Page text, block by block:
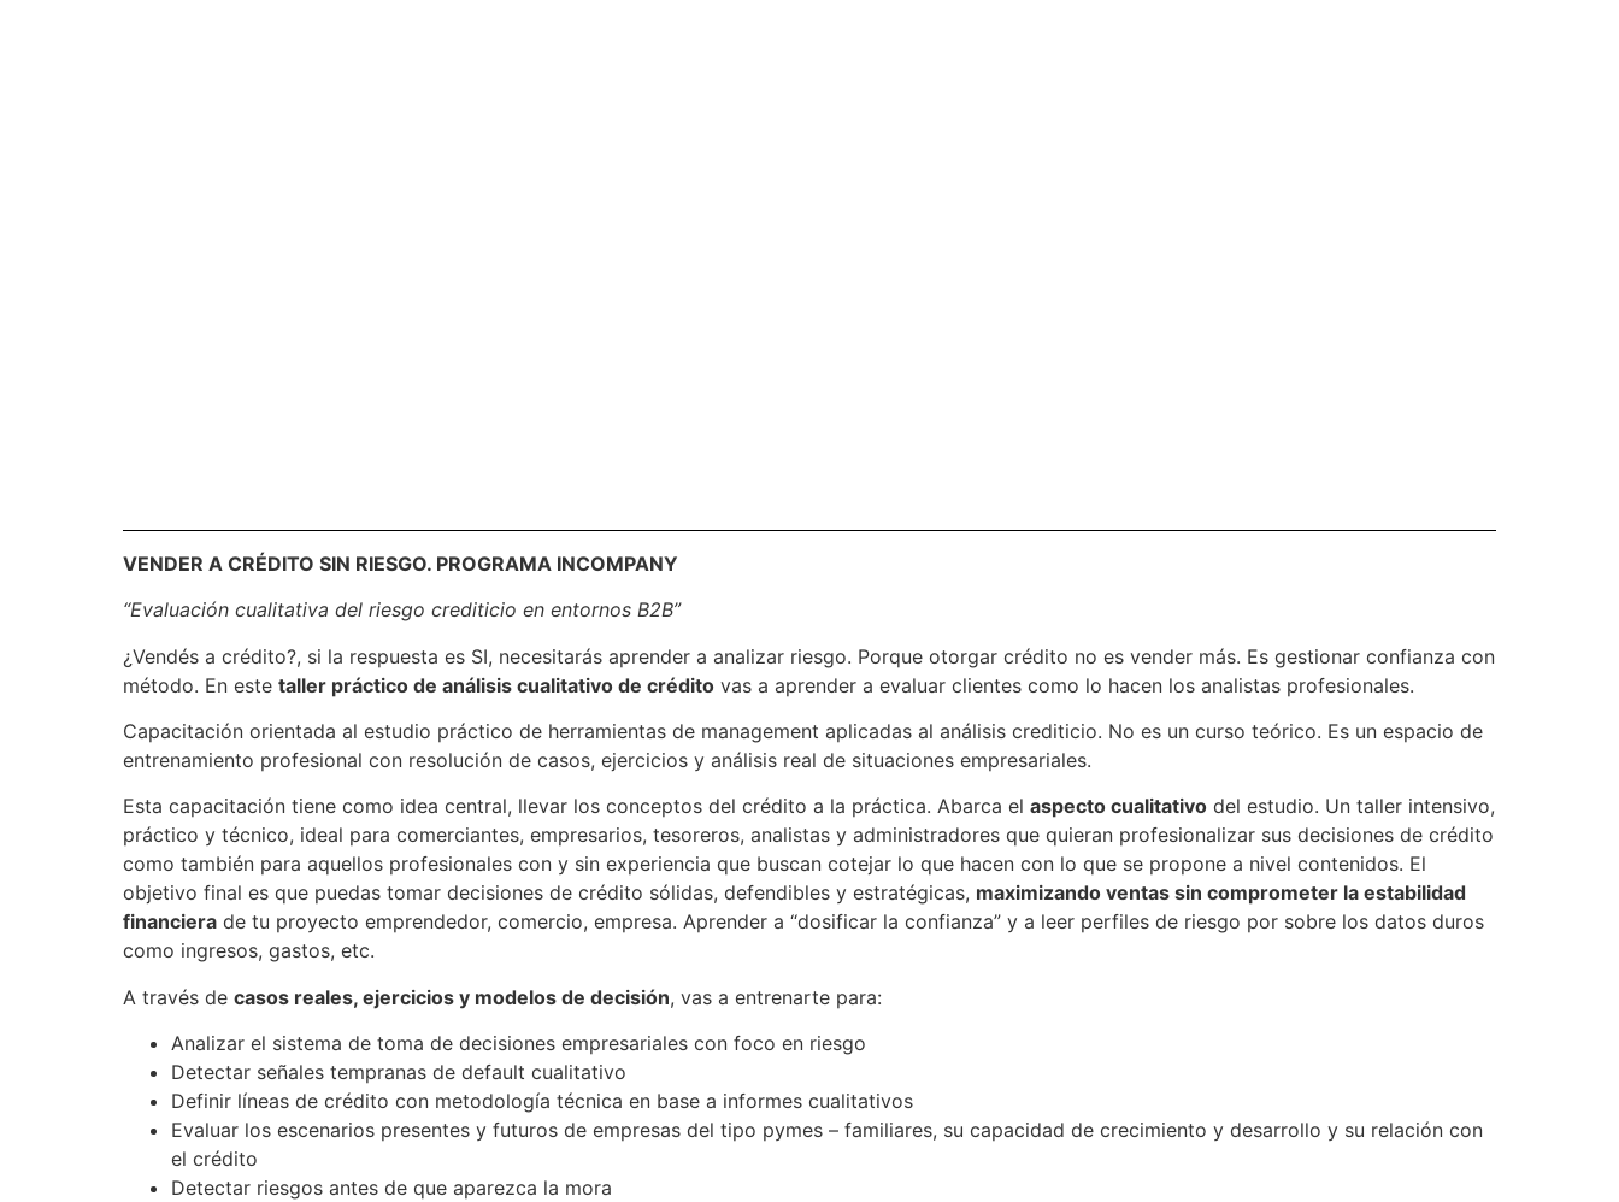
VENDER A CRÉDITO SIN RIESGO. PROGRAMA INCOMPANY
“Evaluación cualitativa del riesgo crediticio en entornos B2B”
¿Vendés a crédito?, si la respuesta es SI, necesitarás aprender a analizar riesgo. Porque otorgar crédito no es vender más. Es gestionar confianza con
método. En este taller práctico de análisis cualitativo de crédito vas a aprender a evaluar clientes como lo hacen los analistas profesionales.
Capacitación orientada al estudio práctico de herramientas de management aplicadas al análisis crediticio. No es un curso teórico. Es un espacio de
entrenamiento profesional con resolución de casos, ejercicios y análisis real de situaciones empresariales.
Esta capacitación tiene como idea central, llevar los conceptos del crédito a la práctica. Abarca el aspecto cualitativo del estudio. Un taller intensivo,
práctico y técnico, ideal para comerciantes, empresarios, tesoreros, analistas y administradores que quieran profesionalizar sus decisiones de crédito
como también para aquellos profesionales con y sin experiencia que buscan cotejar lo que hacen con lo que se propone a nivel contenidos. El
objetivo final es que puedas tomar decisiones de crédito sólidas, defendibles y estratégicas, maximizando ventas sin comprometer la estabilidad
financiera de tu proyecto emprendedor, comercio, empresa. Aprender a “dosificar la confianza” y a leer perfiles de riesgo por sobre los datos duros
como ingresos, gastos, etc.
A través de casos reales, ejercicios y modelos de decisión, vas a entrenarte para:
Analizar el sistema de toma de decisiones empresariales con foco en riesgo
Detectar señales tempranas de default cualitativo
Definir líneas de crédito con metodología técnica en base a informes cualitativos
Evaluar los escenarios presentes y futuros de empresas del tipo pymes – familiares, su capacidad de crecimiento y desarrollo y su relación con
el crédito
Detectar riesgos antes de que aparezca la mora